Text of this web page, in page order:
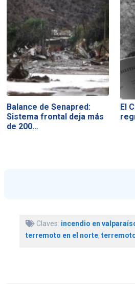
Balance de Senapred:
Sistema frontal deja más
de 200…
El
Claves: incendio en
terremoto en el norte,